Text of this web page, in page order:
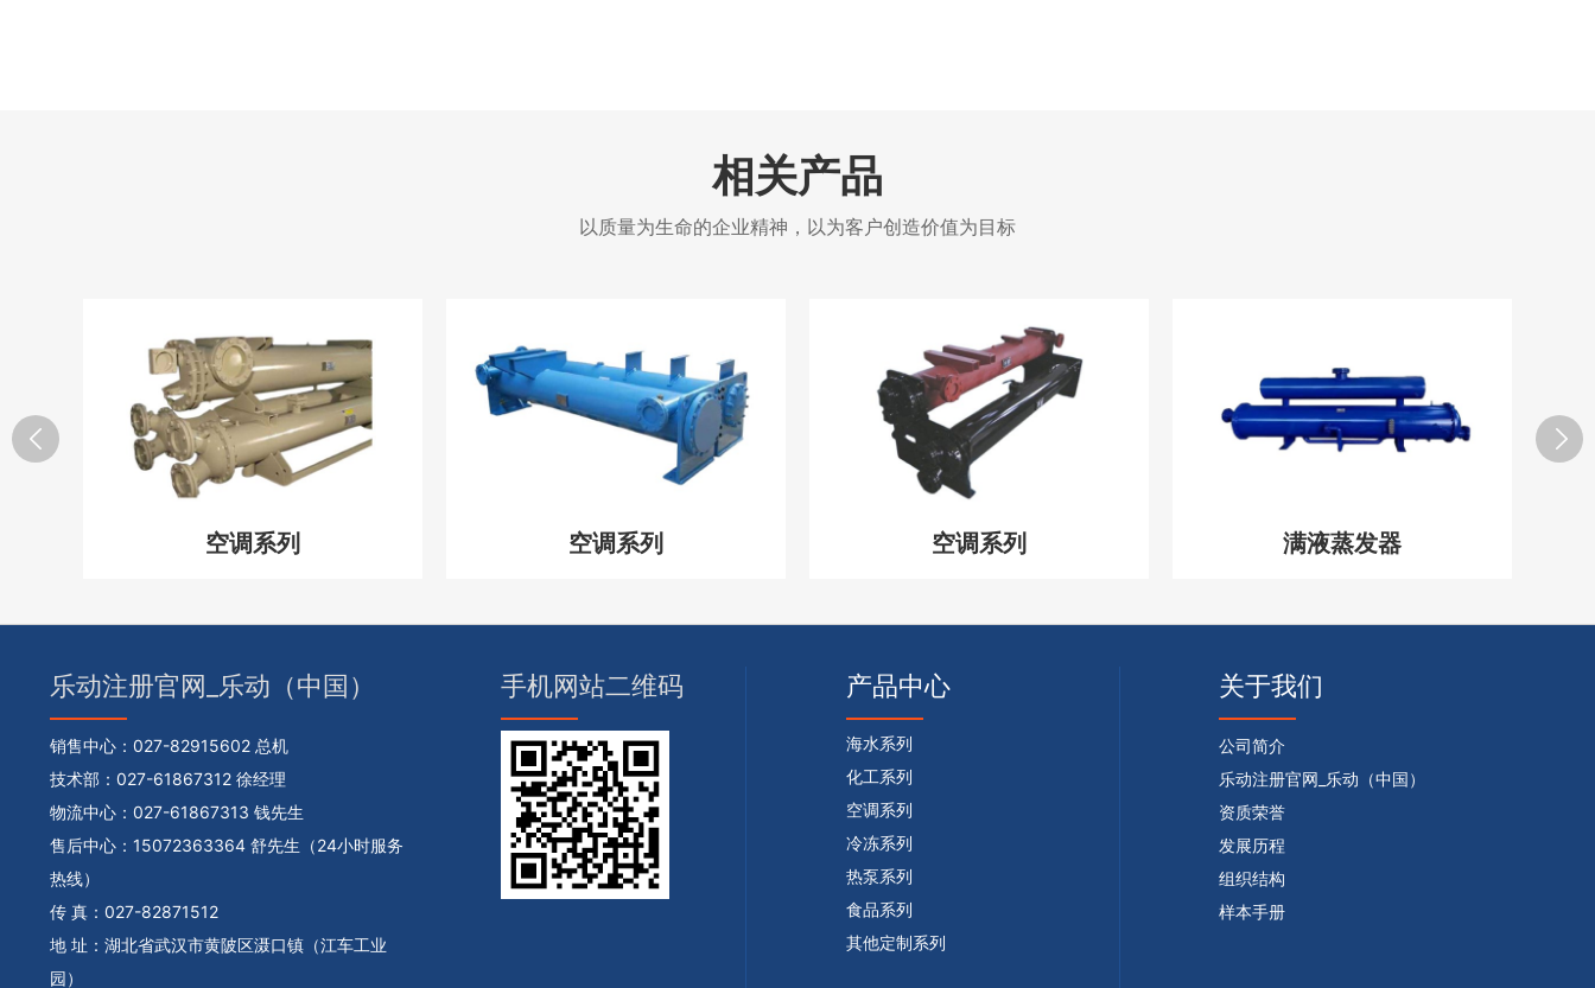
相关产品
以质量为生命的企业精神，以为客户创造价值为目标
空调系列 空调系列 空调系列 满液蒸发器
乐动注册官网_乐动（中国）
销售中心： 027-82915602 总机
技术部： 027-61867312 徐经理
物流中心： 027-61867313 钱先生
售后中心： 15072363364 舒先生（24小时服务
热线）
传 真：027-82871512
地 址：湖北省武汉市黄陂区滠口镇（江车工业
园）
手机网站二维码 产品中心
海水系列
化工系列
空调系列
冷冻系列
热泵系列
食品系列
其他定制系列
关于我们
公司简介
乐动注册官网_乐动（中国）
资质荣誉
发展历程
组织结构
样本手册